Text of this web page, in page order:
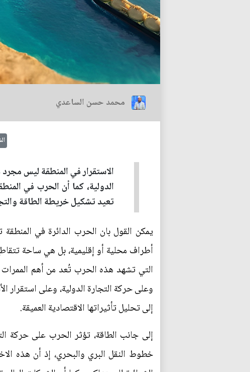
محمد حسن الساعدي
الاستقرار في المنطقة ليس
الدولية، كما أن الحرب في
تعيد تشكيل خريطة الطاقة
يمكن القول بان الحرب الدائرة في
أطراف محلية أو إقليمية، بل هي ساحة
التي تشهد هذه الحرب تُعد من أهم الممرات
وعلى حركة التجارة الدولية، وعلى استقرار
إلى تحليل تأثيراتها الاقتصادية العميقة.
إلى جانب الطاقة، تؤثر الحرب على حركة
خطوط النقل البري والبحري، إذ أن هذه